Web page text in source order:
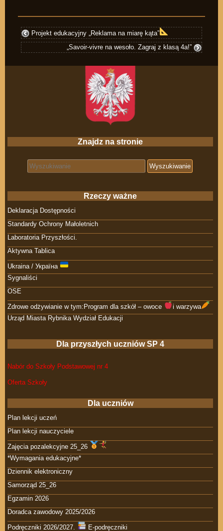
Projekt edukacyjny „Reklama na miarę kąta”
„Savoir-vivre na wesoło. Zagraj z klasą 4a!”
Znajdz na stronie
Search for:
Rzeczy ważne
Deklaracja Dostępności
Standardy Ochrony Małoletnich
Laboratoria Przyszłości.
Aktywna Tablica
Ukraina / Україна
Sygnaliści
OSE
Zdrowe odżywianie w tym:Program dla szkół – owoce
i warzywa
Urząd Miasta Rybnika Wydział Edukacji
Dla przyszłych uczniów SP 4
Nabór do Szkoły Podstawowej nr 4
Oferta Szkoły
Dla uczniów
Plan lekcji uczeń
Plan lekcji nauczyciele
Zajęcia pozalekcyjne 25_26
*Wymagania edukacyjne*
Dziennik elektroniczny
Samorząd 25_26
Egzamin 2026
Doradca zawodowy 2025/2026
Podręczniki 2026/2027.
E-podręczniki